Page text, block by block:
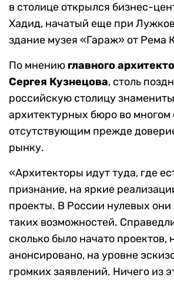
в столице открылся бизнес-
Хадид, начатый еще при
здание музея «Гараж» от Рема
По мнению главного
Сергея Кузнецова, столь
российскую столицу
архитектурных бюро во многом
отсутствующим прежде
рынку.
«Архитекторы идут туда, где
признание, на яркие
проекты. В России нулевых они
таких возможностей.
сколько было начато проектов,
анонсировано, на уровне
громких заявлений. Ничего из